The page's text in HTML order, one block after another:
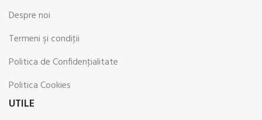
Despre noi
Termeni şi condiţii
Politica de Confidenţialitate
Politica Cookies
UTILE